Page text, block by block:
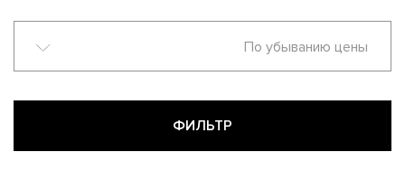
ФИЛЬТР
По убыванию цены